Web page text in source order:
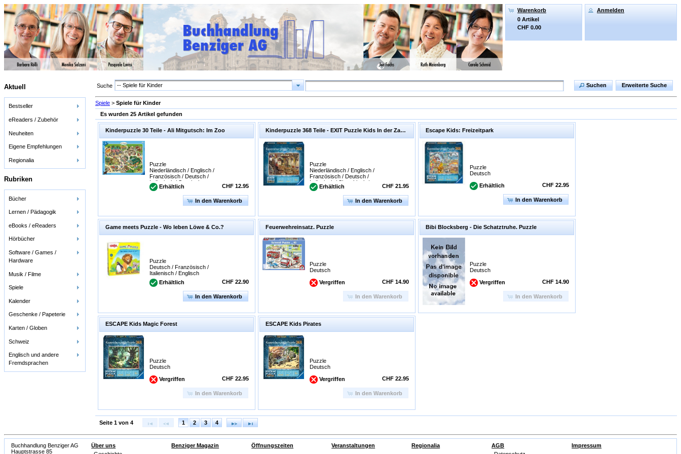
Warenkorb
0 Artikel
CHF 0.00
Anmelden
Aktuell
Bestseller
eReaders / Zubehör
Neuheiten
Eigene Empfehlungen
Regionalia
Rubriken
Bücher
Lernen / Pädagogik
eBooks / eReaders
Hörbücher
Software / Games /
Hardware
Musik / Filme
Spiele
Kalender
Geschenke / Papeterie
Karten / Globen
Schweiz
Englisch und andere
Fremdsprachen
Suche -- Spiele für Kinder Suchen Erweiterte Suche
Spiele > Spiele für Kinder
Es wurden 25 Artikel gefunden
Kinderpuzzle 30 Teile - Ali Mitgutsch: Im Zoo
Puzzle
Niederländisch / Englisch /
Französisch / Deutsch /
Italienisch / Spanisch
Erhältlich CHF 12.95
In den Warenkorb
Kinderpuzzle 368 Teile - EXIT Puzzle Kids In der Zauberschule
Puzzle
Niederländisch / Englisch /
Französisch / Deutsch /
Italienisch / Slowakisch /
SpanischErhältlich CHF 21.95
In den Warenkorb
Escape Kids: Freizeitpark
Puzzle
Deutsch
Erhältlich CHF 22.95
In den Warenkorb
Game meets Puzzle - Wo leben Löwe & Co.?
Puzzle
Deutsch / Französisch /
Italienisch / Englisch
Erhältlich
CHF 22.90
In den Warenkorb
Feuerwehreinsatz. Puzzle
Puzzle
Deutsch
Vergriffen CHF 14.90
In den Warenkorb
Bibi Blocksberg - Die Schatztruhe. Puzzle
Puzzle
Deutsch
Vergriffen CHF 14.90
In den Warenkorb
ESCAPE Kids Magic Forest
Puzzle
Deutsch
Vergriffen CHF 22.95
In den Warenkorb
ESCAPE Kids Pirates
Puzzle
Deutsch
Vergriffen CHF 22.95
In den Warenkorb
Seite 1 von 4 1 2 3 4
Buchhandlung Benziger AG
Hauptstrasse 85
Über uns
Benziger Magazin Öffnungszeiten Veranstaltungen Regionalia
AGB
Impressum